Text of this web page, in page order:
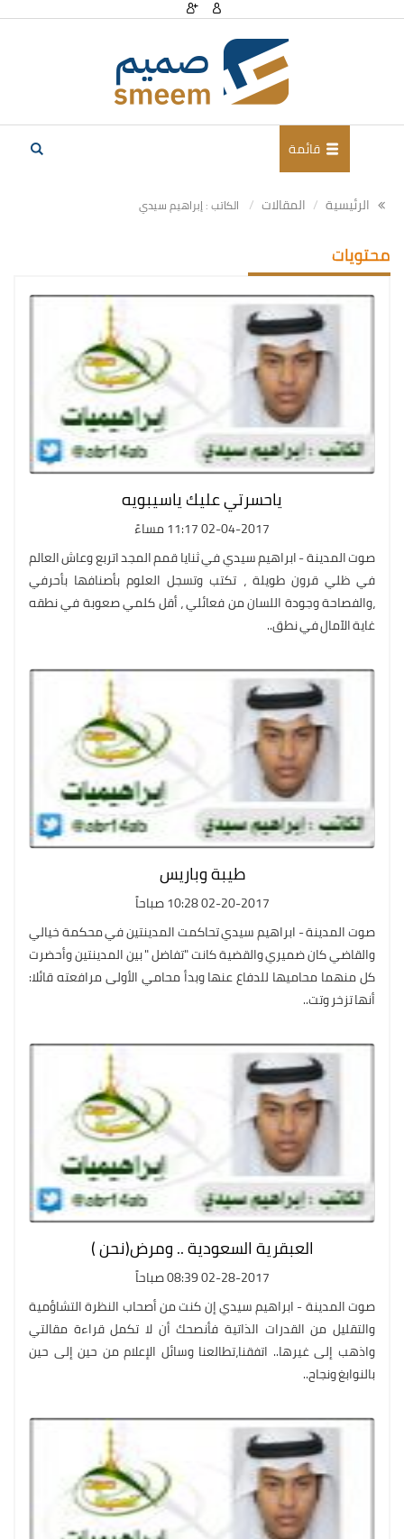
قائمة
الرئيسية المقالات الكاتب : إبراهيم سيدي
محتويات
ياحسرتي عليك ياسيبويه
02-04-2017 11:17 مساءً
صوت المدينة - ابراهيم سيدي في ثنايا قمم المجد اتربع وعاش العالم
في ظلي قرون طويلة ، تكتب وتسجل العلوم بأصنافها بأحرفي
،والفصاحة وجودة اللسان من فعائلي ، أقل كلمي صعوبة في نطقه
غاية الآمال في نطق..
طيبة وباريس
02-20-2017 10:28 صباحاً
صوت المدينة - ابراهيم سيدي تحاكمت المدينتين في محكمة خيالي
والقاضي كان ضميري والقضية كانت "تفاضل " بين المدينتين وأحضرت
كل منهما محاميها للدفاع عنها وبدأ محامي الأولى مرافعته قائلا:
أنها تزخر وتت..
العبقرية السعودية .. ومرض(نحن )
02-28-2017 08:39 صباحاً
صوت المدينة - ابراهيم سيدي إن كنت من أصحاب النظرة التشاؤمية
والتقليل من القدرات الذاتية فأنصحك أن لا تكمل قراءة مقالتي
واذهب إلى غيرها.. اتفقنا،تطالعنا وسائل الإعلام من حين إلى حين
بالنوابغ ونجاح..